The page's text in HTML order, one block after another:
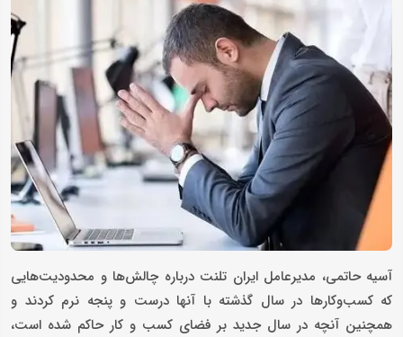
آسیه حاتمی، مدیرعامل ایران تلنت درباره چالش‌ها و محدودیت‌هایی
که کسب‌وکارها در سال گذشته با آنها درست و پنجه نرم کردند و
همچنین آنچه در سال جدید بر فضای کسب و کار حاکم شده است،